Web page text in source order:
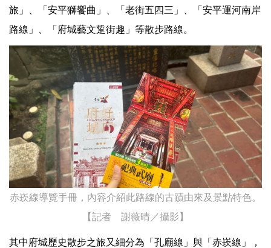
旅」、「安平獅饗曲」、「老街五四三」、「安平運河南岸
路線」、「府城藝文踅街趣」等散步路線。
赤崁線導覽手冊，內容介紹此路線的古蹟由來及景點特色。
【記者 謝薇晴／攝影】
其中府城歷史散步之旅又細分為「孔廟線」與「赤崁線」，